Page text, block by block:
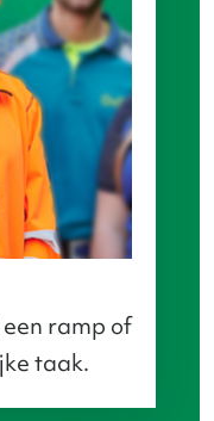
ramp of
taak.